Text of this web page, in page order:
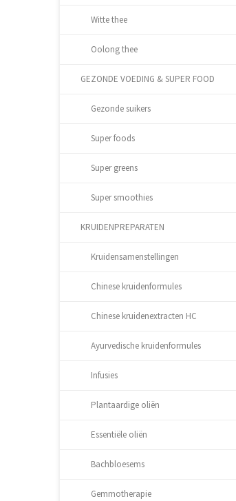
Witte thee
Oolong thee
GEZONDE VOEDING & SUPER FOOD
Gezonde suikers
Super foods
Super greens
Super smoothies
KRUIDENPREPARATEN
Kruidensamenstellingen
Chinese kruidenformules
Chinese kruidenextracten HC
Ayurvedische kruidenformules
Infusies
Plantaardige oliën
Essentiële oliën
Bachbloesems
Gemmotherapie